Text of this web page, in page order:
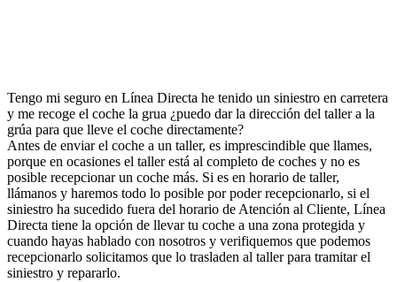
Tengo mi seguro en Línea Directa he tenido un siniestro en carretera
y me recoge el coche la grua ¿puedo dar la dirección del taller a la
grúa para que lleve el coche directamente?
Antes de enviar el coche a un taller, es imprescindible que llames,
porque en ocasiones el taller está al completo de coches y no es
posible recepcionar un coche más. Si es en horario de taller,
llámanos y haremos todo lo posible por poder recepcionarlo, si el
siniestro ha sucedido fuera del horario de Atención al Cliente, Línea
Directa tiene la opción de llevar tu coche a una zona protegida y
cuando hayas hablado con nosotros y verifiquemos que podemos
recepcionarlo solicitamos que lo trasladen al taller para tramitar el
siniestro y repararlo.